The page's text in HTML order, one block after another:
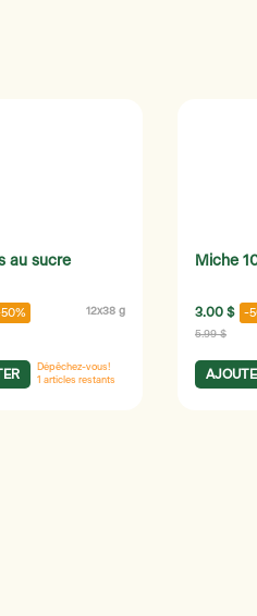
au sucre
12x38 g
Dépêchez-vous!
1 articles restants
Miche
3.00 $ -
5.99 $